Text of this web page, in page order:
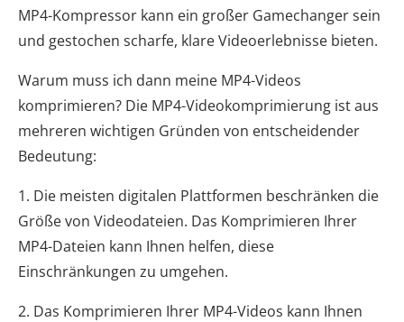
MP4-Kompressor kann ein großer Gamechanger sein
und gestochen scharfe, klare Videoerlebnisse bieten.
Warum muss ich dann meine MP4-Videos
komprimieren? Die MP4-Videokomprimierung ist aus
mehreren wichtigen Gründen von entscheidender
Bedeutung:
1. Die meisten digitalen Plattformen beschränken die
Größe von Videodateien. Das Komprimieren Ihrer
MP4-Dateien kann Ihnen helfen, diese
Einschränkungen zu umgehen.
2. Das Komprimieren Ihrer MP4-Videos kann Ihnen